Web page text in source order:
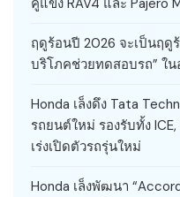
ฤดูร้อนปี 2026 จะเป็นฤดู
บริโภคช่วยทดสอบรถ” ใ
Honda เล็งดึง Tata
รถยนต์ใหม่ รองรับทั้ง
เร่งเปิดตัวรถรุ่นใหม่
Honda เล็งพัฒนา